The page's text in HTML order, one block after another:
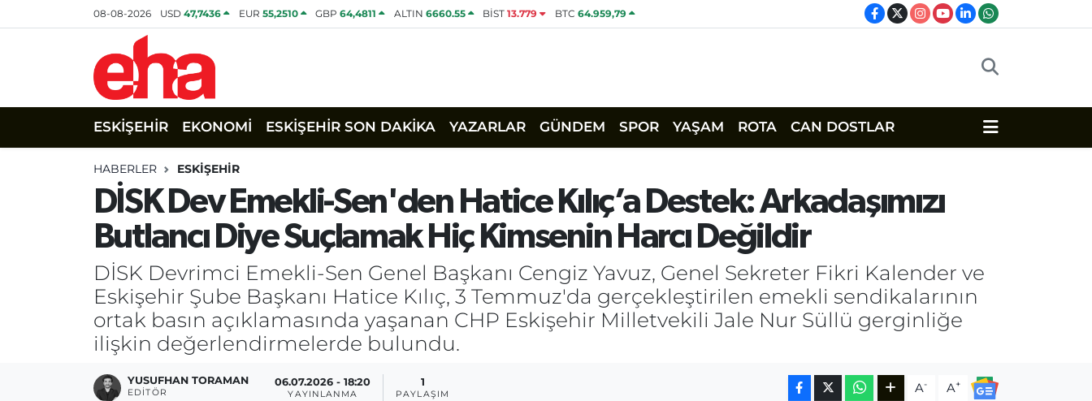
08-08-2026 USD47,7436 EUR 55,2510 GBP64,4811 ALTIN 6660.55 BİST13.779 BTC 64.959,79
ESKİŞEHİR EKONOMİ ESKİŞEHİR SON DAKİKA YAZARLAR GÜNDEM SPOR YAŞAM ROTA CAN DOSTLAR
HABERLER ESKİŞEHİR
DİSK Dev Emekli-Sen'den Hatice Kılıç’a Destek: Arkadaşımızı
Butlancı Diye Suçlamak Hiç Kimsenin Harcı Değildir
DİSK Devrimci Emekli-Sen Genel Başkanı Cengiz Yavuz, Genel Sekreter Fikri Kalender ve
Eskişehir Şube Başkanı Hatice Kılıç, 3 Temmuz'da gerçekleştirilen emekli sendikalarının
ortak basın açıklamasında yaşanan CHP Eskişehir Milletvekili Jale Nur Süllü gerginliğe
ilişkin değerlendirmelerde bulundu.
YUSUFHAN TORAMAN
EDITÖR
06.07.2026 - 18:20
YAYINLANMA
1
PAYLAŞIM A- A+